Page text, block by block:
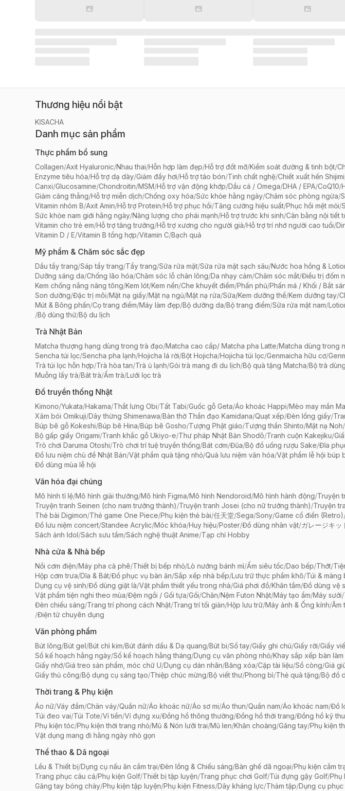
Thương hiệu nổi bật
KISACHA
Danh mục sản phẩm
Thực phẩm bổ sung
Collagen/Axit Hyaluronic/Nhau thai/Hỗn hợp làm đẹp/Hỗ trợ đốt mỡ/Kiểm soát đường & tinh bột/
Enzyme tiêu hóa/Hỗ trợ dạ dày/Giảm đầy hơi/Hỗ trợ táo bón/Tinh chất nghệ/Chiết xuất hến Shijimi
Canxi/Glucosamine/Chondroitin/MSM/Hỗ trợ vận động khớp/Dầu cá / Omega/DHA / EPA/CoQ10/
Giảm căng thẳng/Hỗ trợ miễn dịch/Chống oxy hóa/Sức khỏe hằng ngày/Chăm sóc phòng ngừa/
Vitamin nhóm B/Axit Amin/Hỗ trợ Protein/Hỗ trợ phục hồi/Tăng cường hiệu suất/Phục hồi mệt mỏi/
Sức khỏe nam giới hằng ngày/Năng lượng cho phái mạnh/Hỗ trợ trước khi sinh/Cân bằng nội tiết
Vitamin cho trẻ em/Hỗ trợ tăng trưởng/Hỗ trợ xương cho người già/Hỗ trợ trí nhớ người cao tuổi/
Vitamin D / E/Vitamin B tổng hợp/Vitamin C/Bạch quả
Mỹ phẩm & Chăm sóc sắc đẹp
Dầu tẩy trang/Sáp tẩy trang/Tẩy trang/Sữa rửa mặt/Sữa rửa mặt sạch sâu/Nước hoa hồng &
Dưỡng sáng da/Chống lão hóa/Chăm sóc lỗ chân lông/Da nhạy cảm/Chăm sóc mắt/Điều trị đốm
Kem chống nắng nâng tông/Kem lót/Kem nền/Che khuyết điểm/Phấn phủ/Phấn má / Khối / Bắt
Son dưỡng/Đặc trị môi/Mặt nạ giấy/Mặt nạ ngủ/Mặt nạ rửa/Sữa/Kem dưỡng thể/Kem dưỡng tay/
Mút & Bông phấn/Cọ trang điểm/Máy làm đẹp/Bộ dưỡng da/Bộ trang điểm/Sữa rửa mặt nam/
/Bộ dùng thử/Bộ du lịch
Trà Nhật Bản
Matcha thượng hạng dùng trong trà đạo/Matcha cao cấp/ Matcha pha Latte/Matcha dùng trong
Sencha túi lọc/Sencha pha lạnh/Hojicha lá rời/Bột Hojicha/Hojicha túi lọc/Genmaicha hữu cơ/
Trà túi lọc hỗn hợp/Trà hòa tan/Trà ủ lạnh/Gói trà mang đi du lịch/Bộ quà tặng Matcha/Bộ trà
Muỗng lấy trà/Bát trà/Ấm trà/Lưới lọc trà
Đồ truyền thống Nhật
Kimono/Yukata/Hakama/Thắt lưng Obi/Tất Tabi/Guốc gỗ Geta/Áo khoác Happi/Mèo may mắn
Xăm bói Omikuji/Dây thừng Shimenawa/Bàn thờ Thần đạo Kamidana/Quạt xếp/Đèn lồng giấy/
Búp bê gỗ Kokeshi/Búp bê Hina/Búp bê Gosho/Tượng Phật giáo/Tượng thần Shinto/Mặt nạ Noh/
Bộ gấp giấy Origami/Tranh khắc gỗ Ukiyo-e/Thư pháp Nhật Bản Shodō/Tranh cuộn Kakejiku/
Trò chơi Daruma Otoshi/Trò chơi trí tuệ truyền thống/Bát cơm/Đũa/Bộ đồ uống rượu Sake/Đĩa
Đồ lưu niệm chủ đề Nhật Bản/Vật phẩm quà tặng nhỏ/Quà lưu niệm văn hóa/Vật phẩm lễ hội búp
Đồ dùng mùa lễ hội
Văn hóa đại chúng
Mô hình tỉ lệ/Mô hình giải thưởng/Mô hình Figma/Mô hình Nendoroid/Mô hình hành động/Truyện
Truyện tranh Seinen (cho nam trưởng thành)/Truyện tranh Josei (cho nữ trưởng thành)/Truyện
Thẻ bài Digimon/Thẻ game One Piece/Phụ kiện thẻ bài/任天堂/Sega/Sony/Game cổ điển (Retro)
Đồ lưu niệm concert/Standee Acrylic/Móc khóa/Huy hiệu/Poster/Đồ dùng nhân vật/ガレージキッ
Sách ảnh Idol/Sách sưu tầm/Sách nghệ thuật Anime/Tạp chí Hobby
Nhà cửa & Nhà bếp
Nồi cơm điện/Máy pha cà phê/Thiết bị bếp nhỏ/Lò nướng bánh mì/Ấm siêu tốc/Dao bếp/Thớt/
Hộp cơm trưa/Dĩa & Bát/Đồ phục vụ bàn ăn/Sắp xếp nhà bếp/Lưu trữ thực phẩm khô/Túi & màng
Dụng cụ vệ sinh/Đồ dùng giặt là/Vật phẩm thiết yếu trong nhà/Giá phơi đồ/Khăn tắm/Đồ dùng vệ
Vật phẩm tiện nghi theo mùa/Đệm ngồi / Gối tựa/Gối/Chăn/Nệm Futon Nhật/Máy tạo ẩm/Máy sưởi/
Đèn chiếu sáng/Trang trí phong cách Nhật/Trang trí tối giản/Hộp lưu trữ/Máy ảnh & Ống kính/Âm
/Điện tử chuyên dụng
Văn phòng phẩm
Bút lông/Bút gel/Bút chì kim/Bút đánh dấu & Dạ quang/Bút bi/Sổ tay/Giấy ghi chú/Giấy rời/Giấy
Sổ kế hoạch hằng ngày/Sổ kế hoạch hằng tháng/Dụng cụ văn phòng nhỏ/Khay sắp xếp bàn
Giấy nhớ/Giá treo sản phẩm, móc chữ U/Dụng cụ dán nhãn/Băng xóa/Cặp tài liệu/Sổ còng/Giá
Giấy thủ công/Bộ dụng cụ sáng tạo/Thiệp chúc mừng/Bộ viết thư/Phong bì/Thẻ quà tặng/Bộ đồ
Thời trang & Phụ kiện
Áo nữ/Váy đầm/Chân váy/Quần nữ/Áo khoác nữ/Áo sơ mi/Áo thun/Quần nam/Áo khoác nam/Đồ
Túi đeo vai/Túi Tote/Ví tiền/Ví đựng xu/Đồng hồ thông thường/Đồng hồ thời trang/Đồng hồ kỹ
Phụ kiện tóc/Phụ kiện thời trang nhỏ/Mũ & Nón lưỡi trai/Mũ len/Khăn choàng/Găng tay/Phụ kiện
Vật dụng mang đi hằng ngày nhỏ gọn
Thể thao & Dã ngoại
Lều & Thiết bị/Dụng cụ nấu ăn cắm trại/Đèn lồng & Chiếu sáng/Bàn ghế dã ngoại/Phụ kiện cắm
Trang phục câu cá/Phụ kiện Golf/Thiết bị tập luyện/Trang phục chơi Golf/Túi đựng gậy Golf/Phụ
Găng tay bóng chày/Phụ kiện tập luyện/Phụ kiện Fitness/Dây kháng lực/Thảm tập/Dụng cụ phục